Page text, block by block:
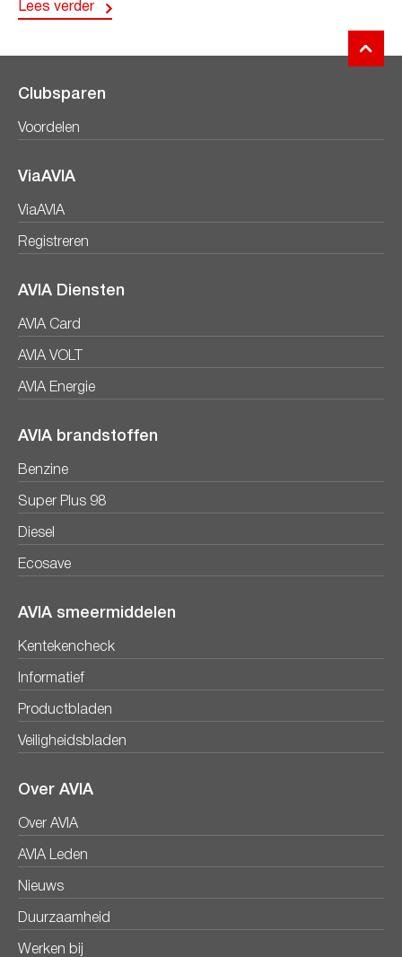
Lees verder
Clubsparen
Voordelen
ViaAVIA
ViaAVIA
Registreren
AVIA Diensten
AVIA Card
AVIA VOLT
AVIA Energie
AVIA brandstoffen
Benzine
Super Plus 98
Diesel
Ecosave
AVIA smeermiddelen
Kentekencheck
Informatief
Productbladen
Veiligheidsbladen
Over AVIA
Over AVIA
AVIA Leden
Nieuws
Duurzaamheid
Werken bij